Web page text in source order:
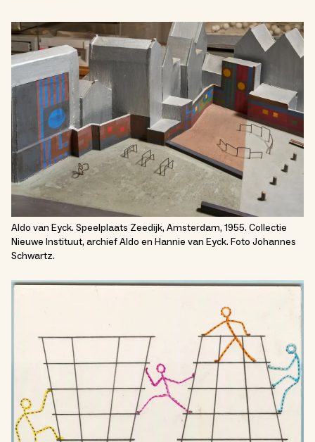
Aldo van Eyck. Speelplaats Zeedijk, Amsterdam, 1955. Collectie
Nieuwe Instituut, archief Aldo en Hannie van Eyck. Foto Johannes
Schwartz.